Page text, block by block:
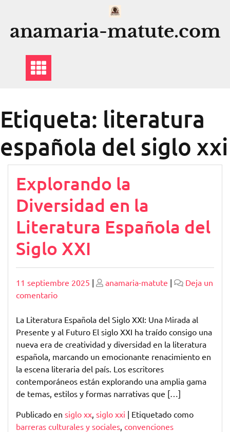
contenido
anamaria-matute.com
Etiqueta: literatura
española del siglo xxi
Explorando la
Diversidad en la
Literatura Española del
Siglo XXI
Publicado
11 septiembre 2025 | Publicado
anamaria-matute |
Deja un
comentarioen
la
Diversidad
en
la
Literatura
Española
del
XXI
La Literatura Española del Siglo XXI: Una Mirada al
Presente y al Futuro El siglo XXI ha traído consigo una
nueva era de creatividad y diversidad en la literatura
española, marcando un emocionante renacimiento en
la escena literaria del país. Los escritores
contemporáneos están explorando una amplia gama
de temas, estilos y formas narrativas que […]
Publicado en siglo xx, siglo xxi | Etiquetado como
barreras culturales y sociales, convenciones